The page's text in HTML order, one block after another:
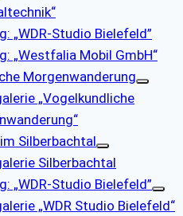
„WDR-Studio Bielefeld”
„Westfalia Mobil GmbH“
Morgenwanderung
„Vogelkundliche
Silberbachtal
Silberbachtal
„WDR-Studio Bielefeld”
„WDR Studio Bielefeld“